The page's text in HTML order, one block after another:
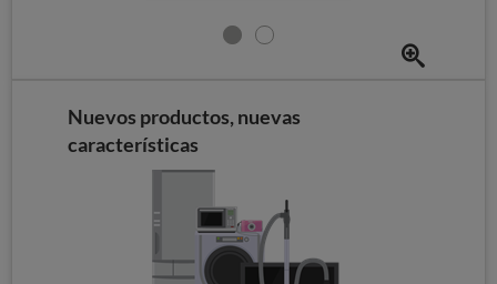
Nuevos productos, nuevas
características